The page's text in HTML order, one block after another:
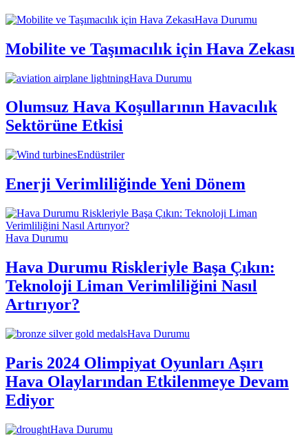
Hava Durumu
Mobilite ve Taşımacılık için Hava Zekası
Hava Durumu
Olumsuz Hava Koşullarının Havacılık
Sektörüne Etkisi
Endüstriler
Enerji Verimliliğinde Yeni Dönem
Hava Durumu
Hava Durumu Riskleriyle Başa Çıkın:
Teknoloji Liman Verimliliğini Nasıl
Artırıyor?
Hava Durumu
Paris 2024 Olimpiyat Oyunları Aşırı
Hava Olaylarından Etkilenmeye Devam
Ediyor
Hava Durumu